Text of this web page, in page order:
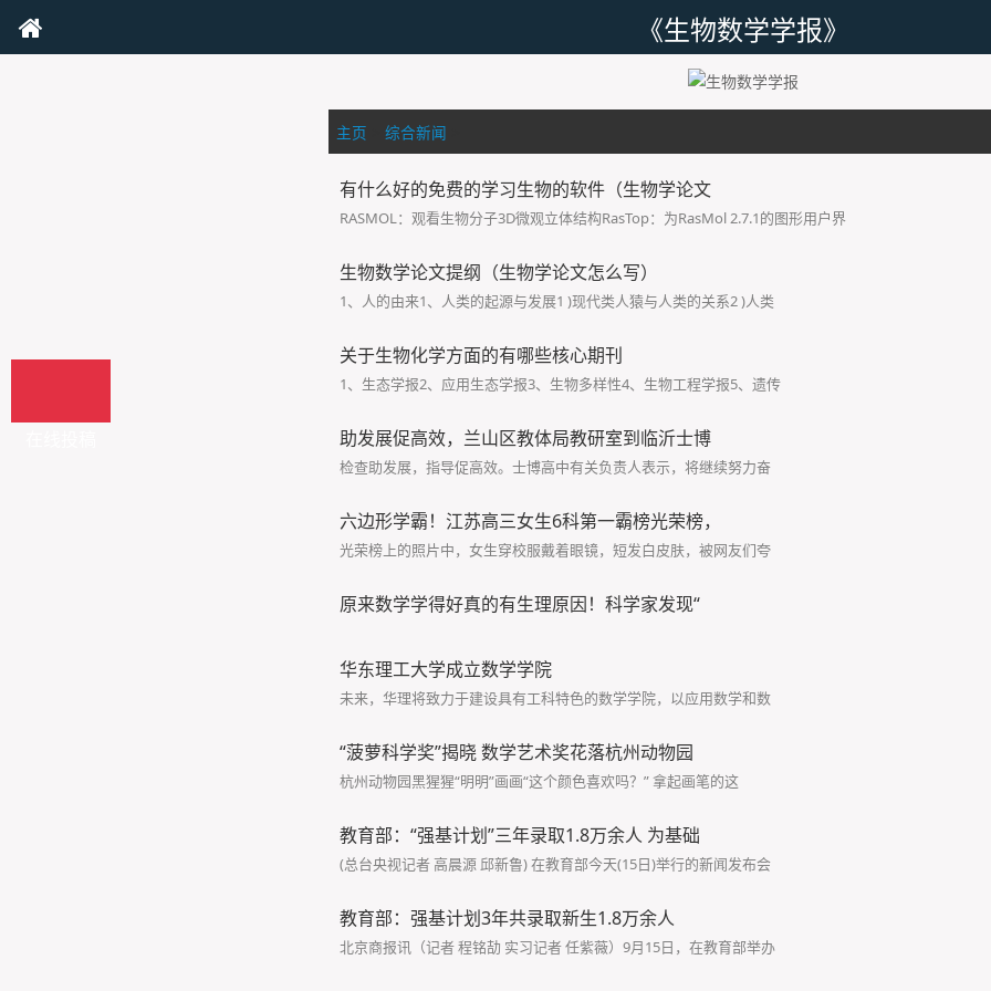
《生物数学学报》
主页 综合新闻
有什么好的免费的学习生物的软件（生物学论文
RASMOL：观看生物分子3D微观立体结构RasTop：为RasMol 2.7.1的图形用户界
生物数学论文提纲（生物学论文怎么写）
1、人的由来1、人类的起源与发展1 )现代类人猿与人类的关系2 )人类
关于生物化学方面的有哪些核心期刊
1、生态学报2、应用生态学报3、生物多样性4、生物工程学报5、遗传
助发展促高效，兰山区教体局教研室到临沂士博
检查助发展，指导促高效。士博高中有关负责人表示，将继续努力奋
六边形学霸！江苏高三女生6科第一霸榜光荣榜，
光荣榜上的照片中，女生穿校服戴着眼镜，短发白皮肤，被网友们夸
原来数学学得好真的有生理原因！科学家发现“
华东理工大学成立数学学院
未来，华理将致力于建设具有工科特色的数学学院，以应用数学和数
“菠萝科学奖”揭晓 数学艺术奖花落杭州动物园
杭州动物园黑猩猩“明明”画画“这个颜色喜欢吗？” 拿起画笔的这
教育部：“强基计划”三年录取1.8万余人 为基础
(总台央视记者 高晨源 邱新鲁) 在教育部今天(15日)举行的新闻发布会
教育部：强基计划3年共录取新生1.8万余人
北京商报讯（记者 程铭劼 实习记者 任紫薇）9月15日，在教育部举办